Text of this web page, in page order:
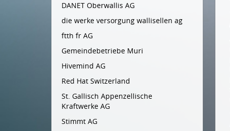
DANET Oberwallis AG
die werke versorgung wallisellen ag
ftth fr AG
Gemeindebetriebe Muri
Hivemind AG
Red Hat Switzerland
St. Gallisch Appenzellische
Kraftwerke AG
Stimmt AG